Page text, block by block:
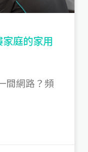
庭的家用
間網路？頻